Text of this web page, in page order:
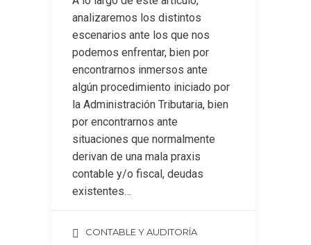
analizaremos los distintos
escenarios ante los que nos
podemos enfrentar, bien por
encontrarnos inmersos ante
algún procedimiento iniciado por
la Administración Tributaria, bien
por encontrarnos ante
situaciones que normalmente
derivan de una mala praxis
contable y/o fiscal, deudas
existentes…
CONTABLE Y AUDITORÍA